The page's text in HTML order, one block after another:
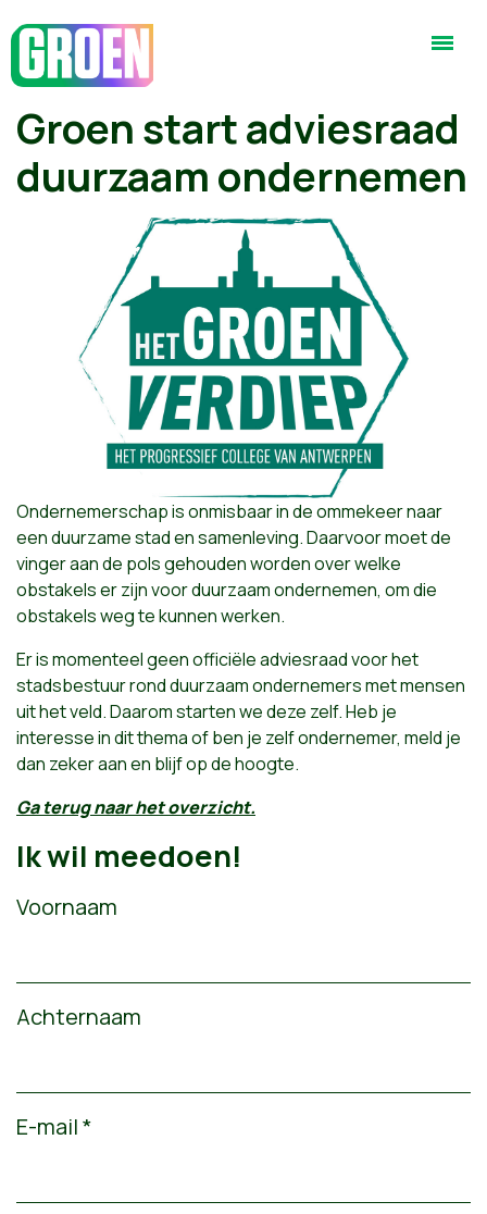
Groen start adviesraad
duurzaam ondernemen
Ondernemerschap is onmisbaar in de ommekeer naar
een duurzame stad en samenleving. Daarvoor moet de
vinger aan de pols gehouden worden over welke
obstakels er zijn voor duurzaam ondernemen, om die
obstakels weg te kunnen werken.
Er is momenteel geen officiële adviesraad voor het
stadsbestuur rond duurzaam ondernemers met mensen
uit het veld. Daarom starten we deze zelf. Heb je
interesse in dit thema of ben je zelf ondernemer, meld je
dan zeker aan en blijf op de hoogte.
Ga terug naar het overzicht.
Ik wil meedoen!
Voornaam
Achternaam
E-mail *